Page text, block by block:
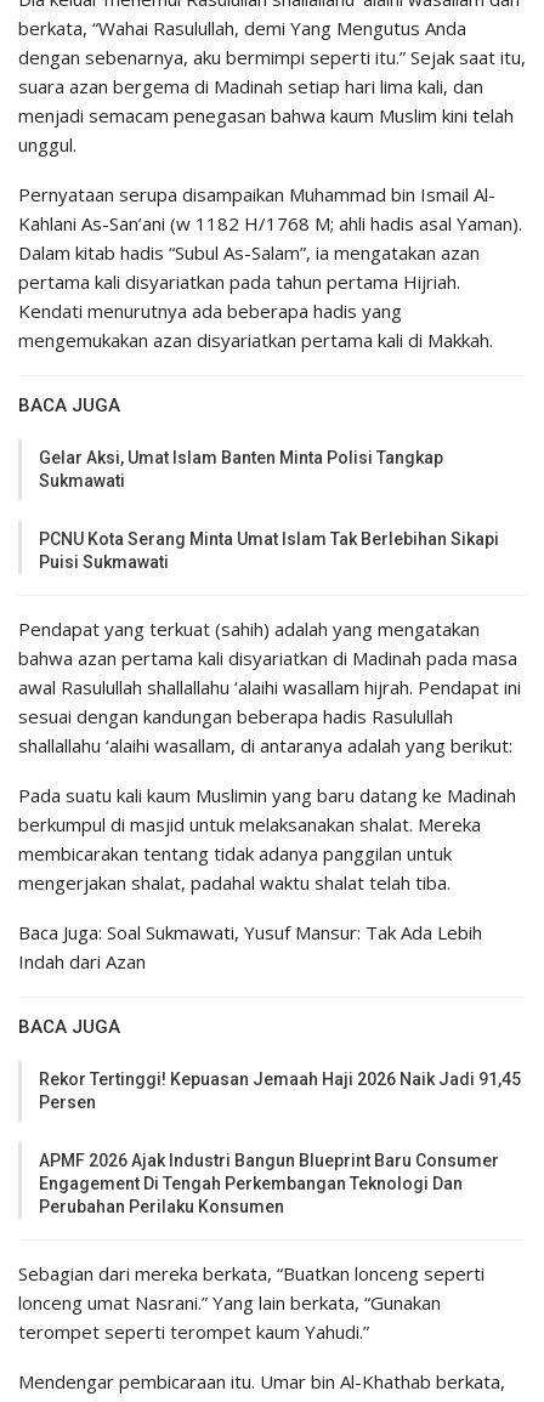
berkata, “Wahai Rasulullah, demi Yang Mengutus Anda
dengan sebenarnya, aku bermimpi seperti itu.” Sejak saat itu,
suara azan bergema di Madinah setiap hari lima kali, dan
menjadi semacam penegasan bahwa kaum Muslim kini telah
unggul.
Pernyataan serupa disampaikan Muhammad bin Ismail Al-
Kahlani As-San’ani (w 1182 H/1768 M; ahli hadis asal Yaman).
Dalam kitab hadis “Subul As-Salam”, ia mengatakan azan
pertama kali disyariatkan pada tahun pertama Hijriah.
Kendati menurutnya ada beberapa hadis yang
mengemukakan azan disyariatkan pertama kali di Makkah.
BACA JUGA
Gelar Aksi, Umat Islam Banten Minta Polisi Tangkap
Sukmawati
PCNU Kota Serang Minta Umat Islam Tak Berlebihan Sikapi
Puisi Sukmawati
Pendapat yang terkuat (sahih) adalah yang mengatakan
bahwa azan pertama kali disyariatkan di Madinah pada masa
awal Rasulullah shallallahu ‘alaihi wasallam hijrah. Pendapat ini
sesuai dengan kandungan beberapa hadis Rasulullah
shallallahu ‘alaihi wasallam, di antaranya adalah yang berikut:
Pada suatu kali kaum Muslimin yang baru datang ke Madinah
berkumpul di masjid untuk melaksanakan shalat. Mereka
membicarakan tentang tidak adanya panggilan untuk
mengerjakan shalat, padahal waktu shalat telah tiba.
Baca Juga: Soal Sukmawati, Yusuf Mansur: Tak Ada Lebih
Indah dari Azan
BACA JUGA
Rekor Tertinggi! Kepuasan Jemaah Haji 2026 Naik Jadi 91,45
Persen
APMF 2026 Ajak Industri Bangun Blueprint Baru Consumer
Engagement Di Tengah Perkembangan Teknologi Dan
Perubahan Perilaku Konsumen
Sebagian dari mereka berkata, “Buatkan lonceng seperti
lonceng umat Nasrani.” Yang lain berkata, “Gunakan
terompet seperti terom­pet kaum Yahudi.”
Mendengar pembicaraan itu. Umar bin Al-Khathab berkata,